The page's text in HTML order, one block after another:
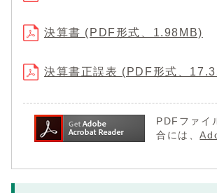
決算書 (PDF形式、1.98MB)
決算書正誤表 (PDF形式、
PDFファイ
合には、